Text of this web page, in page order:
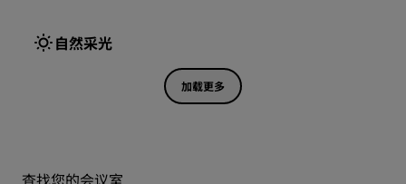
自然采光
加载更多
查找您的会议室